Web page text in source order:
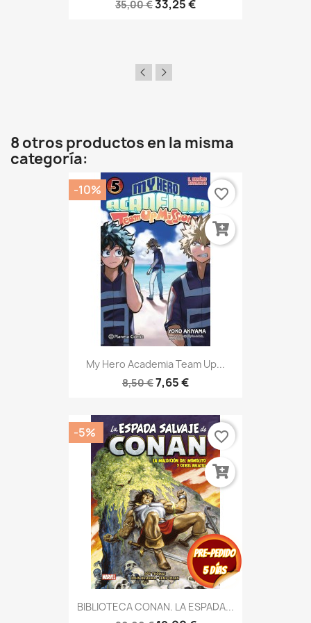
35,00 €33,25 €
8 otros productos en la misma
categoría:
My Hero Academia Team Up...
8,50 €7,65 €
-10% favorite_border
BIBLIOTECA CONAN. LA ESPADA...
-5% favorite_border